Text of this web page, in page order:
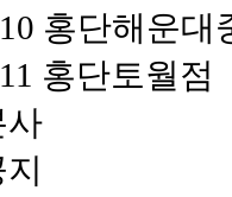
홍단해운대
홍단토월점
사